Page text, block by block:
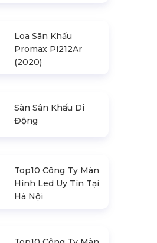
380
Promax Pl212Ar
(2020)
Sàn Sân Khấu Di
Động